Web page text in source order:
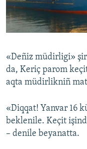
Русский
Українською
QOŞULIÑIZ!
RFE/RS bütün
«Deñiz müdirligi»
da, Keriç parom
aqta müdirlikniñ
«Diqqat! Yanvar 16
beklenile. Keçit
– denile beyanatta.